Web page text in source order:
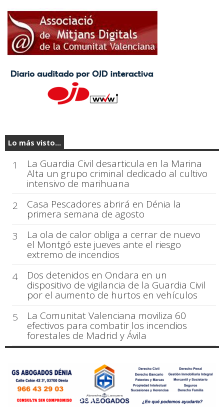
Lo más visto...
1 La Guardia Civil desarticula en la Marina
Alta un grupo criminal dedicado al cultivo
intensivo de marihuana
2
Casa Pescadores abrirá en Dénia la
primera semana de agosto
3
La ola de calor obliga a cerrar de nuevo
el Montgó este jueves ante el riesgo
extremo de incendios
4
Dos detenidos en Ondara en un
dispositivo de vigilancia de la Guardia Civil
por el aumento de hurtos en vehículos
5
La Comunitat Valenciana moviliza 60
efectivos para combatir los incendios
forestales de Madrid y Ávila